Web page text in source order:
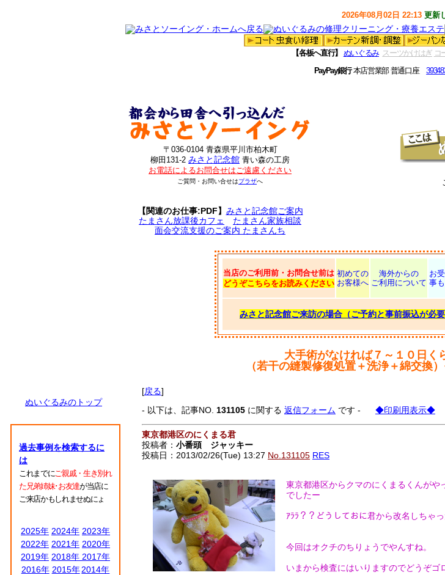
2026年08月02日 22:13 更新
【各板へ直行】 ぬいぐるみ スーツかけはぎ コ
PayPay銀行本店営業部 普通口座
〒036-0104 青森県平川市柏木町
柳田131-2 みさと記念館 青い森の工房
お電話によるお問合せはご遠慮ください
ご質問・お問い合せはプラザへ
【関連のお仕事:PDF】 みさと記念館ご案内
たまさん放課後カフェ
たまさん家族相談
面会交流支援のご案内 たまさんち
当店のご利用前・お問合せ前は
どうぞこちらをお読みください
初めての
お客様へ
海外からの
ご利用について
お
事
みさと記念館ご来訪の場合（ご予約と事前振込が必要
大手術がなければ７～１０日く
（若干の縫製修復処置＋洗浄＋綿交換
ぬいぐるみのトップ
過去事例を検索するに
は
これまでにご親戚・生き別れ
た兄弟姉妹･お友達が当店に
ご来店かもしれませぬにょ
2025年 2024年 2023年
2022年 2021年 2020年
2019年 2018年 2017年
2016年 2015年 2014年
[戻る]
- 以下は、記事NO. 131105 に関する 返信フォーム です - ◆印刷用表示◆
東京都港区のにくまる君
投稿者： 小番頭 ジャッキー
投稿日：2013/02/26(Tue) 13:27 No.131105 RES
東京都港区からクマのにくまるくんがや
でしたー
ｱﾗﾗ？？どうしておに君から改名しちゃ
今回はオクチのちりょうでやんすね。
いまから検査にはいりますのでどうぞゴ